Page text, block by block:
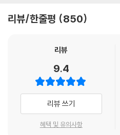
다. 기술자들은 누군가와 부딪힐 염려
리 밀고 다닌다. 인부들은 그들의 실
세운다. 도처에서 전기 기술자, 공기
닌 롤러를 사용하는)들이 몰고 다니는
리가 들려온다. 몇몇 직원들은 손님을
용하기 위해 휴일임에도 얼굴을 비춘다.
---「입자 하나하나가 의미를 갖는 드
방문객들이 미술관을 관람하는 방법
삶과 죽음, 일상과 예술의 진정한 의미
0만 점의 작품, 연 700만 명의 관람객
매일 여덟 내지 열두 시간씩 최소한의
경비원 일은 저자가 뉴욕 한복판 마천
완전히 다른 경험을 선사했다. 매일
전시실에서 벽에 걸린 작품들을 바라
듯 강렬한 몰입을 체험하기도 하고,
디의 회화를 마주하고는 “거대한 바
- 곽아람 (조선일보 문화부 기자·『나의 뉴욕
“오래된 그림들을 우두커니 지키고
관객으로서 미처 알지 못했던 작품들
키는 사람의 삶을 관조할 수 있는 이
선사한다.”
리뷰/한줄평 850
리뷰
9.4
리뷰 쓰기
혜택 및 유의사항